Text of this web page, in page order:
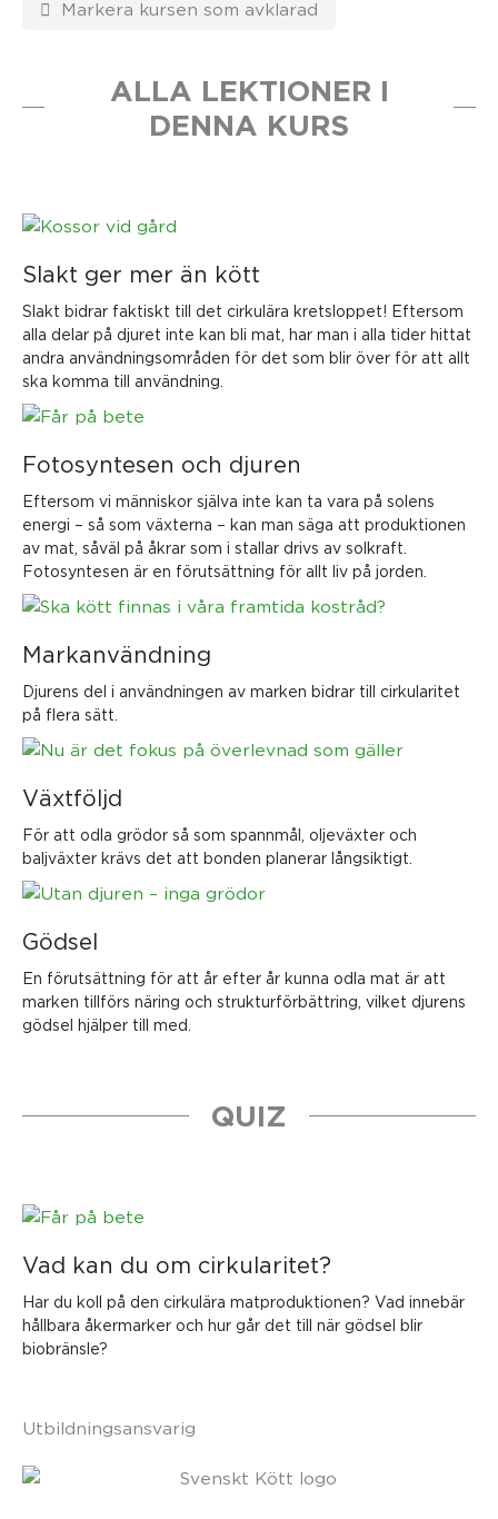
ALLA LEKTIONER I
DENNA KURS
Slakt ger mer än kött
Slakt bidrar faktiskt till det cirkulära kretsloppet! Eftersom
alla delar på djuret inte kan bli mat, har man i alla tider hittat
andra användningsområden för det som blir över för att allt
ska komma till användning.
Fotosyntesen och djuren
Eftersom vi människor själva inte kan ta vara på solens
energi – så som växterna – kan man säga att produktionen
av mat, såväl på åkrar som i stallar drivs av solkraft.
Fotosyntesen är en förutsättning för allt liv på jorden.
Markanvändning
Djurens del i användningen av marken bidrar till cirkularitet
på flera sätt.
Växtföljd
För att odla grödor så som spannmål, oljeväxter och
baljväxter krävs det att bonden planerar långsiktigt.
Gödsel
En förutsättning för att år efter år kunna odla mat är att
marken tillförs näring och strukturförbättring, vilket djurens
gödsel hjälper till med.
QUIZ
Vad kan du om cirkularitet?
Har du koll på den cirkulära matproduktionen? Vad innebär
hållbara åkermarker och hur går det till när gödsel blir
biobränsle?
Utbildningsansvarig